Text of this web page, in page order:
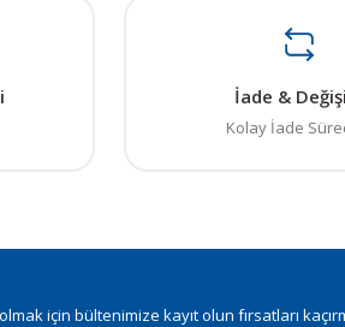
İade &
Kolay İade
için bültenimize kayıt olun fırsatları